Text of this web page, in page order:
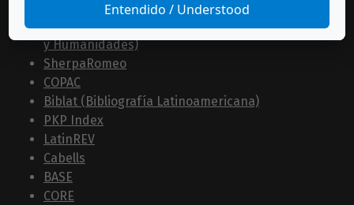
Clase (Citas Latinoamericanas en Ciencias Sociales
y Humanidades)
SherpaRomeo
COPAC
Biblat (Bibliografía Latinoamericana)
PKP Index
LatinREV
Cabells
BASE
CORE
Entendido / Understood